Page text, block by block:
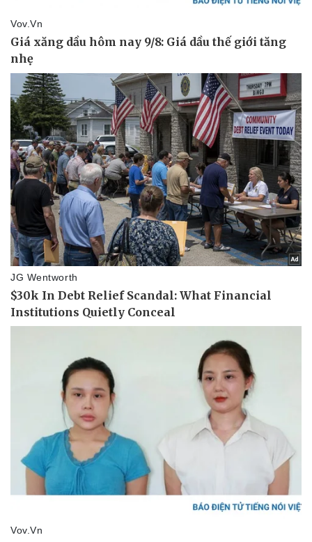
Thể thao
Bóng đá
Lịch thi đấu bóng đá
Thế giới thể thao
eSports
Hậu trường
Ô tô - Xe máy
Ô tô
Xe máy
Tư vấn